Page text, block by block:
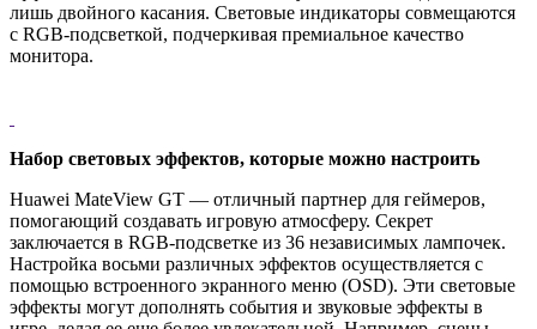
лишь двойного касания. Световые индикаторы совмещаются
с RGB-подсветкой, подчеркивая премиальное качество
монитора.
Набор световых эффектов, которые можно настроить
Huawei MateView GT — отличный партнер для геймеров,
помогающий создавать игровую атмосферу. Секрет
заключается в RGB-подсветке из 36 независимых лампочек.
Настройка восьми различных эффектов осуществляется с
помощью встроенного экранного меню (OSD). Эти световые
эффекты могут дополнять события и звуковые эффекты в